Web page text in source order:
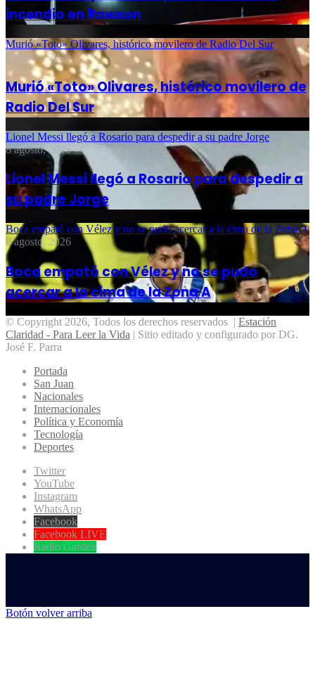
incendio en Rawson
Murió «Toto» Olivares, histórico movilero de Radio Del Sur
9 agosto, 2026
Murió «Toto» Olivares, histórico movilero de
Radio Del Sur
Lionel Messi llegó a Rosario para despedir a su padre Jorge
8 agosto, 2026
Lionel Messi llegó a Rosario para despedir a
su padre Jorge
Boca empató con Vélez y no se pudo acercar a la cima de la Zona A
8 agosto, 2026
Boca empató con Vélez y no se pudo
acercar a la cima de la Zona A
© Copyright 2026, Todos los derechos reservados | Estación
Claridad - Para Leer la Vida | Sitio editado y configurado por DG.
José F. Parra
Portada
San Juan
Nacionales
Internacionales
Política y Economía
Tecnología
Deportes
Twitter
YouTube
Instagram
WhatsApp
Facebook
Facebook LIVE
Radio Garden
Botón volver arriba